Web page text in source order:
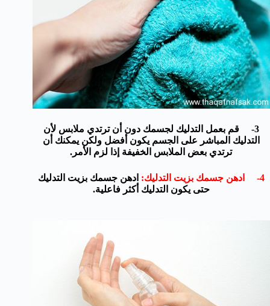
3- قم بعمل التدليك لجسمك دون أن ترتدي ملابس لأن
التدليك المباشر على الجسم يكون أفضل ولكن يمكنك أن
ترتدي بعض الملابس الخفيفة إذا لزم الأمر.
4- ادهن جسمك بزيت التدليك:
ادهن جسمك بزيت التدليك
حتى يكون التدليك أكثر فاعلية.